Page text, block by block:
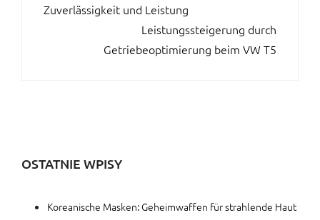
Zuverlässigkeit und Leistung
Leistungssteigerung durch
Getriebeoptimierung beim VW T5
OSTATNIE WPISY
Koreanische Masken: Geheimwaffen für strahlende Haut